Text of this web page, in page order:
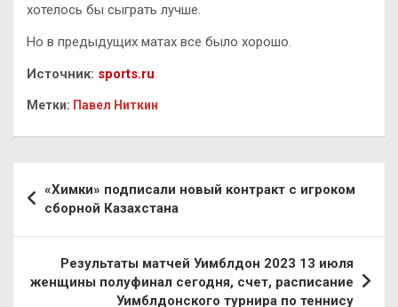
хотелось бы сыграть лучше.
Но в предыдущих матах все было хорошо.
Источник: sports.ru
Метки: Павел Ниткин
по
записям
«Химки» подписали новый контракт с игроком
сборной Казахстана
Результаты матчей Уимблдон 2023 13 июля
женщины полуфинал сегодня, счет, расписание
Уимблдонского турнира по теннису